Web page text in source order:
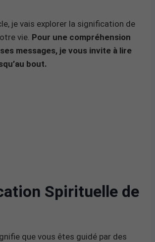
je vais explorer la signification de
vie. Pour une compréhension
messages, je vous invite à lire
bout.
Spirituelle de
que vous êtes guidé par des